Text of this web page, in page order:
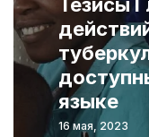
языке
16 мая, 2023